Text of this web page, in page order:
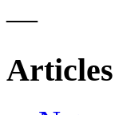
—